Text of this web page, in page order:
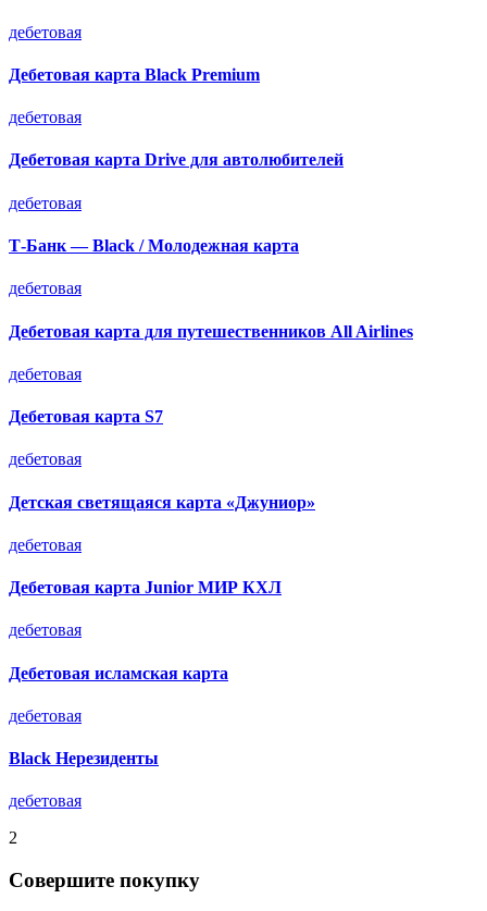
дебетовая
Дебетовая карта Black Premium
дебетовая
Дебетовая карта Drive для автолюбителей
дебетовая
Т-Банк — Black / Молодежная карта
дебетовая
Дебетовая карта для путешественников All Airlines
дебетовая
Дебетовая карта S7
дебетовая
Детская светящаяся карта «Джуниор»
дебетовая
Дебетовая карта Junior МИР КХЛ
дебетовая
Дебетовая исламская карта
дебетовая
Black Нерезиденты
дебетовая
2
Совершите покупку